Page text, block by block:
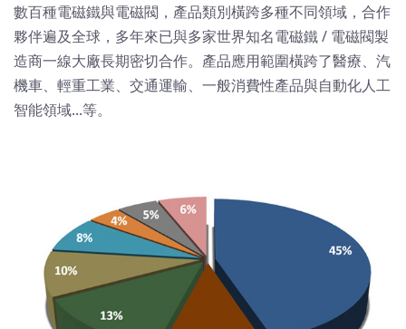
數百種電磁鐵與電磁閥，產品類別橫跨多種不同領域，合作
夥伴遍及全球，多年來已與多家世界知名電磁鐵 / 電磁閥製
造商一線大廠長期密切合作。產品應用範圍橫跨了醫療、汽
機車、輕重工業、交通運輸、一般消費性產品與自動化人工
智能領域...等。